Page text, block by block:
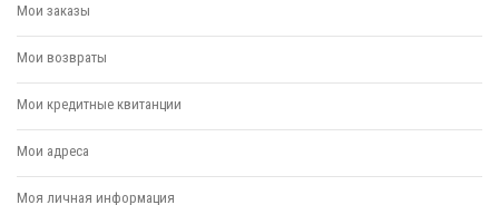
Мои заказы
Мои возвраты
Мои кредитные квитанции
Мои адреса
Моя личная информация